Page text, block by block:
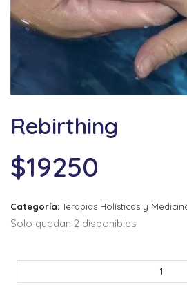
Rebirthing
$19250
Categoría: Terapias Holísticas y
Solo quedan 2 disponibles